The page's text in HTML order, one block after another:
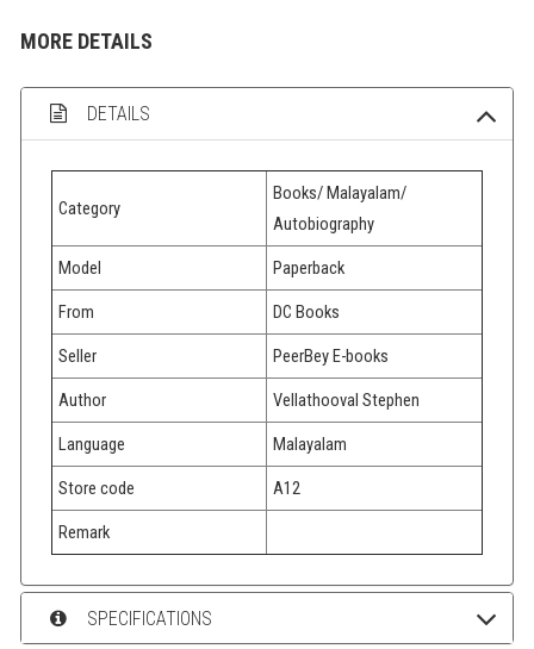
MORE DETAILS
DETAILS
Category
Books/ Malayalam/
Autobiography
Model Paperback
From DC Books
Seller PeerBey E-books
Author Vellathooval Stephen
Language Malayalam
Store code A12
Remark
SPECIFICATIONS